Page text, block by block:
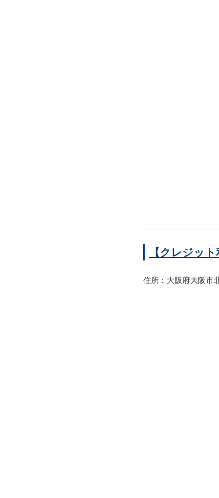
【クレジッ
住所：大阪府大阪市